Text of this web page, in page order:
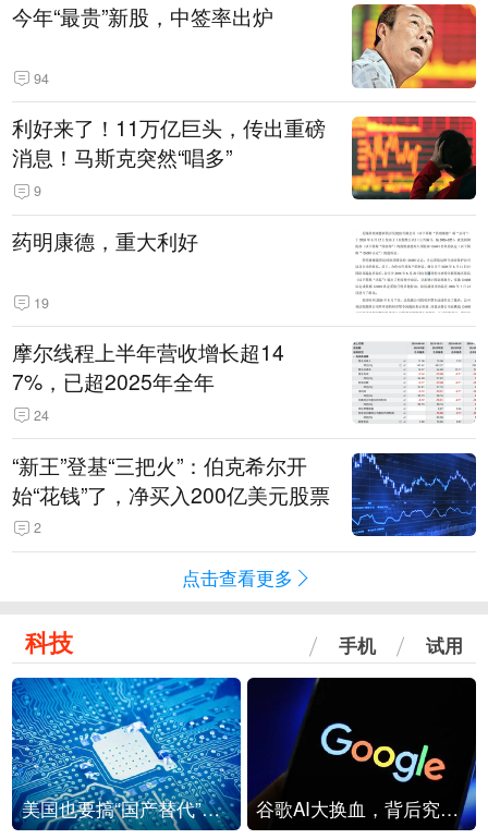
今年“最贵”新股，中签率出炉
94
利好来了！11万亿巨头，传出重磅
消息！马斯克突然“唱多”
9
药明康德，重大利好
19
摩尔线程上半年营收增长超14
7%，已超2025年全年
24
“新王”登基“三把火”：伯克希尔开
始“花钱”了，净买入200亿美元股票
2
点击查看更多
科技 手机 试用
美国也要搞“国产替代”？先算清三笔账 谷歌AI大换血，背后究竟发生了什么？